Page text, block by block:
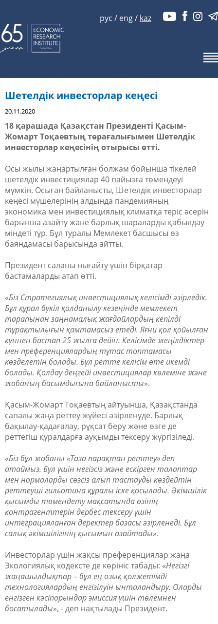
рус / eng/ kaz
Шетелдік инвесторлар кеңесі
20.11.2020
18 қарашада Қазақстан Президенті Қасым-
Жомарт Тоқаевтың төрағалығымен Шетелдік
инвесторлар кеңесінің отырысы өтті.
Осы жылы жаңартылған болжам бойынша тікелей
шетелдік инвестициялар 40 пайызға төмендеуі
мүмкін. Осыған байланысты, Шетелдік инвесторлар
кеңесі мүшелерінің алдында пандемияның
экономика мен инвестициялық климатқа теріс әсерін
барынша азайту және барлық шараларды қабылдау
міндеті тұр. Бұл туралы Мемлекет басшысы өз
баяндамасы барысында айтты.
Президент саланы нығайту үшін бірқатар
бастамаларды атап өтті.
«Біз Стратегиялық инвестициялық келісімді әзірледік.
Бұл құрал бүкіл қолданылу кезеңінде мемлекет
тарапынан заңнамалық жағдайлардың кепілді
тұрақтылығын қамтамасыз етеді. Яғни қол қойылған
күннен бастап 25 жылға дейін. Келісімде жеңілдіктер
мен преференциялардың тұтас топтамасы
көзделетін болады. Бұл ретте келісім өте икемді
болады. Қолдау деңгейі инвестициялар көлеміне және
жобаның басымдығына байланысты».
Қасым-Жомарт Тоқаевтың айтуынша, Қазақстанда
сапалы жаңа реттеу жүйесі әзірленуде. Барлық
бақылау-қадағалау, рұқсат беру және өзге де
реттегіш құралдарға ауқымды тексеру жүргізіледі.
«Біз бұл жобаны «Таза парақтан реттеу» деп
атаймыз. Бұл үшін негізсіз және ескірген талаптар
мен нормаларды сөзсіз алып тастауды көздейтін
реттеуші гильотина құралы іске қосылады. Әкімшілік
қысымды төмендету мақсатында өзінің
контрагенттерін дербес тексеру үшін
интеграцияланған деректер базасы әзірленеді. Бұл
салық әкімшілігінің қысымын азайтады».
Инвесторлар үшін жақсы преференциялар жаңа
Экологиялық кодексте де көрініс табады: «Негізгі
жаңашылдықтар – бұл ең озық қолжетімді
технологиялардың енгізілуін ынталандыру. Оларды
енгізген кәсіпорындар эмиссия үшін төлемнен
босатылады», - деп нақтылады Президент.